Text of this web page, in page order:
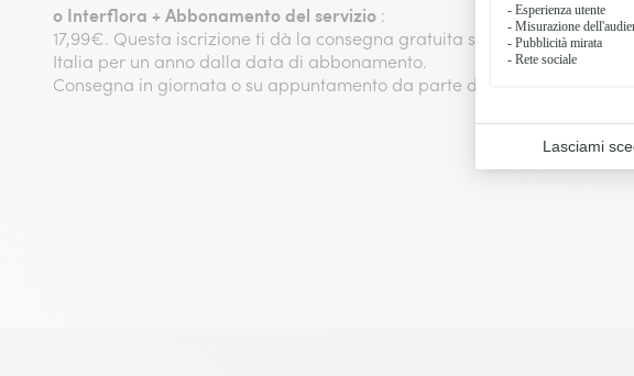
o Interflora + Abbonamento del servizio :
17,99€. Questa iscrizione ti dà la consegna gratuita su tutti i tuoi ordini in
Italia per un anno dalla data di abbonamento.
Consegna in giornata o su appuntamento da parte di un fiorista locale.